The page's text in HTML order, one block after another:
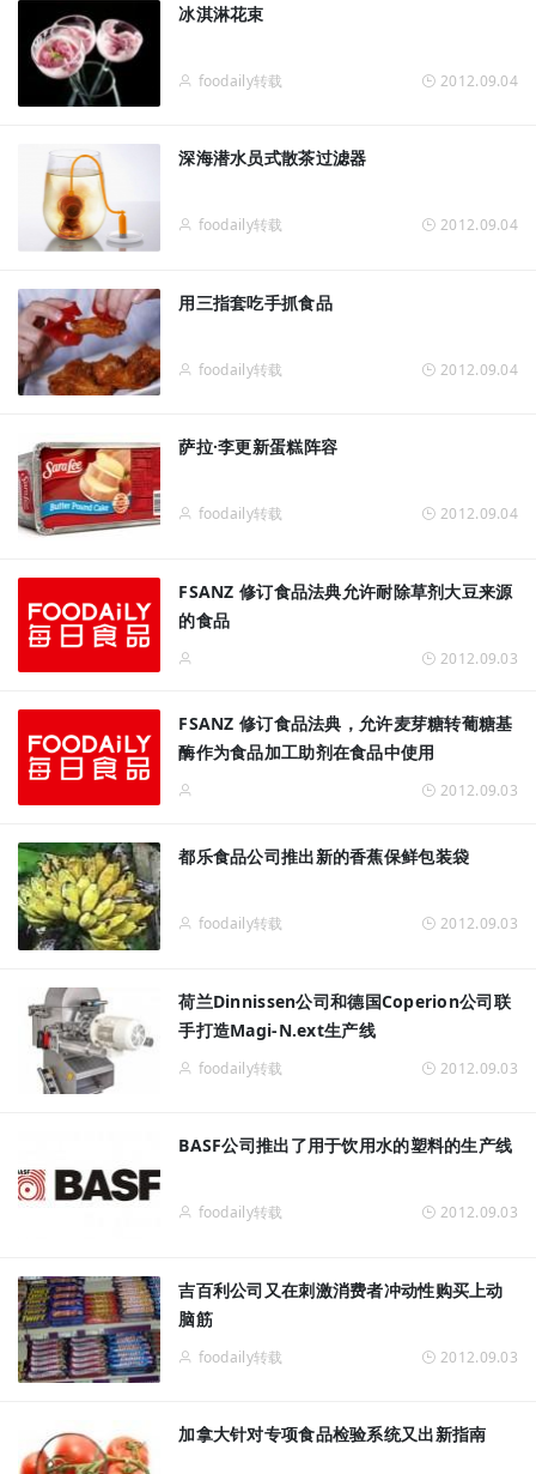
冰淇淋花束
foodaily转载 2012.09.04
深海潜水员式散茶过滤器
foodaily转载 2012.09.04
用三指套吃手抓食品
foodaily转载 2012.09.04
萨拉·李更新蛋糕阵容
foodaily转载 2012.09.04
FSANZ 修订食品法典允许耐除草剂大豆来源
的食品
2012.09.03
FSANZ 修订食品法典，允许麦芽糖转葡糖基
酶作为食品加工助剂在食品中使用
2012.09.03
都乐食品公司推出新的香蕉保鲜包装袋
foodaily转载 2012.09.03
荷兰Dinnissen公司和德国Coperion公司联
手打造Magi-N.ext生产线
foodaily转载 2012.09.03
BASF公司推出了用于饮用水的塑料的生产线
foodaily转载 2012.09.03
吉百利公司又在刺激消费者冲动性购买上动
脑筋
foodaily转载 2012.09.03
加拿大针对专项食品检验系统又出新指南